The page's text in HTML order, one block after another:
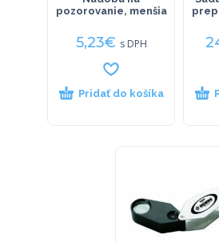
pozorovanie, menšia
5,23€ s DPH
Pridať do košíka